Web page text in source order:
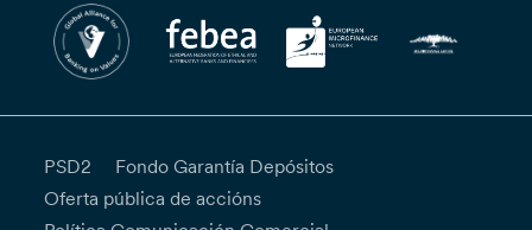
PSD2
Fondo Garantía Depósitos
Oferta pública de accións